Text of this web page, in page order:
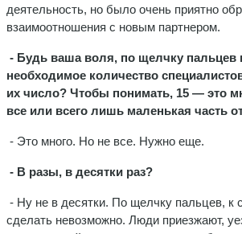
деятельность, но было очень приятно
взаимоотношения с новым партнером.
- Будь ваша воля, по щелчку пальцев
необходимое количество
их число? Чтобы понимать, 15 — это
все или всего лишь маленькая часть
- Это много. Но не все. Нужно еще.
- В разы, в десятки раз?
- Ну не в десятки. По щелчку пальцев, к
сделать невозможно. Люди приезжают,